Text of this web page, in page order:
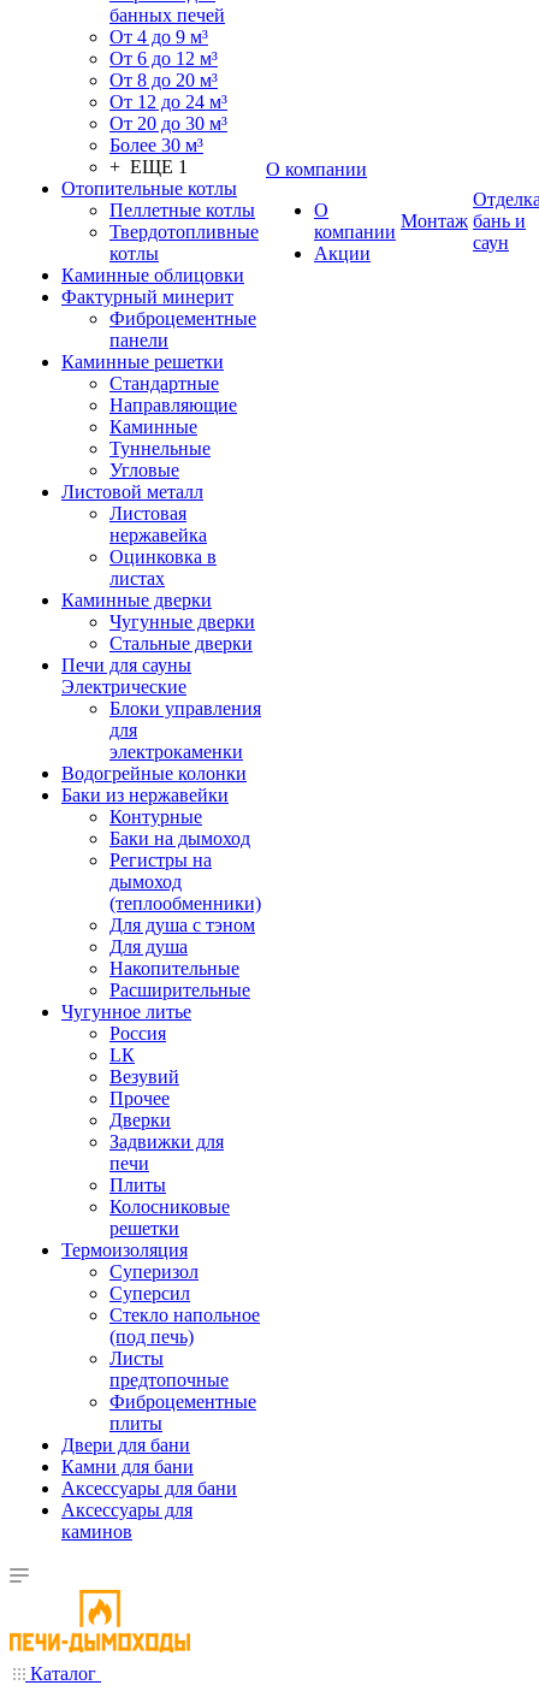
банных печей
От 4 до 9 м³
От 6 до 12 м³
От 8 до 20 м³
От 12 до 24 м³
От 20 до 30 м³
Более 30 м³
+ ЕЩЕ 1
Отопительные котлы
Пеллетные котлы
Твердотопливные
котлы
Каминные облицовки
Фактурный минерит
Фиброцементные
панели
Каминные решетки
Стандартные
Направляющие
Каминные
Туннельные
Угловые
Листовой металл
Листовая
нержавейка
Оцинковка в
листах
Каминные дверки
Чугунные дверки
Стальные дверки
Печи для сауны
Электрические
Блоки управления
для
электрокаменки
Водогрейные колонки
Баки из нержавейки
Контурные
Баки на дымоход
Регистры на
дымоход
(теплообменники)
Для душа с тэном
Для душа
Накопительные
Расширительные
Чугунное литье
Россия
LК
Везувий
Прочее
Дверки
Задвижки для
печи
Плиты
Колосниковые
решетки
Термоизоляция
Суперизол
Суперсил
Стекло напольное
(под печь)
Листы
предтопочные
Фиброцементные
плиты
Двери для бани
Камни для бани
Аксессуары для бани
Аксессуары для
каминов
О компании
О
компании
Акции
Монтаж бань и
саун
Каталог